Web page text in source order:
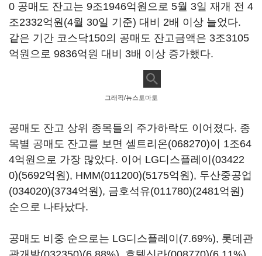
0 공매도 잔고는 9조1946억원으로 5월 3일 재개 전 4
조2332억원(4월 30일 기준) 대비 2배 이상 늘었다.
같은 기간 코스닥150의 공매도 잔고금액은 3조3105
억원으로 9836억원 대비 3배 이상 증가했다.
그래픽/뉴스토마토
공매도 잔고 상위 종목들의 주가하락도 이어졌다. 종
목별 공매도 잔고를 보면 셀트리온(068270)이 1조64
4억원으로 가장 많았다. 이어 LG디스플레이(03422
0)(5692억원), HMM(011200)(5175억원), 두산중공업
(034020)(3734억원), 금호석유(011780)(2481억원)
순으로 나타났다.
공매도 비중 순으로는 LG디스플레이(7.69%), 롯데관